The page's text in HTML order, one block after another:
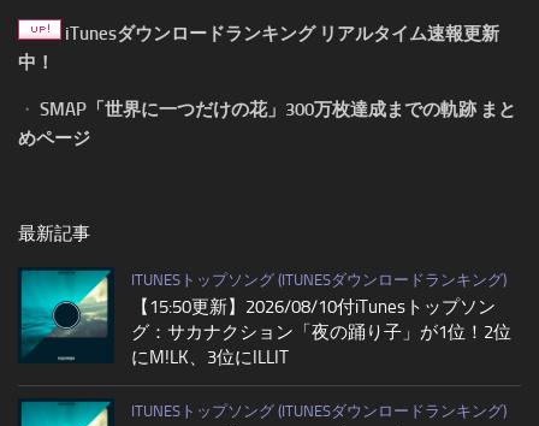
iTunesダウンロードランキング リアルタイム速報更新
中！
・ SMAP「世界に一つだけの花」300万枚達成までの軌跡 まと
めページ
最新記事
ITUNESトップソング (ITUNESダウンロードランキング)
【15:50更新】2026/08/10付iTunesトップソン
グ：サカナクション「夜の踊り子」が1位！2位
にM!LK、3位にILLIT
ITUNESトップソング (ITUNESダウンロードランキング)